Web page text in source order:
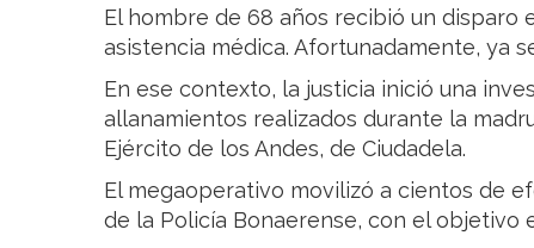
El hombre de 68 años recibió un disparo
asistencia médica. Afortunadamente, ya
En ese contexto, la justicia inició una
allanamientos realizados durante la
Ejército de los Andes, de Ciudadela.
El megaoperativo movilizó a cientos de
de la Policía Bonaerense, con el objetivo